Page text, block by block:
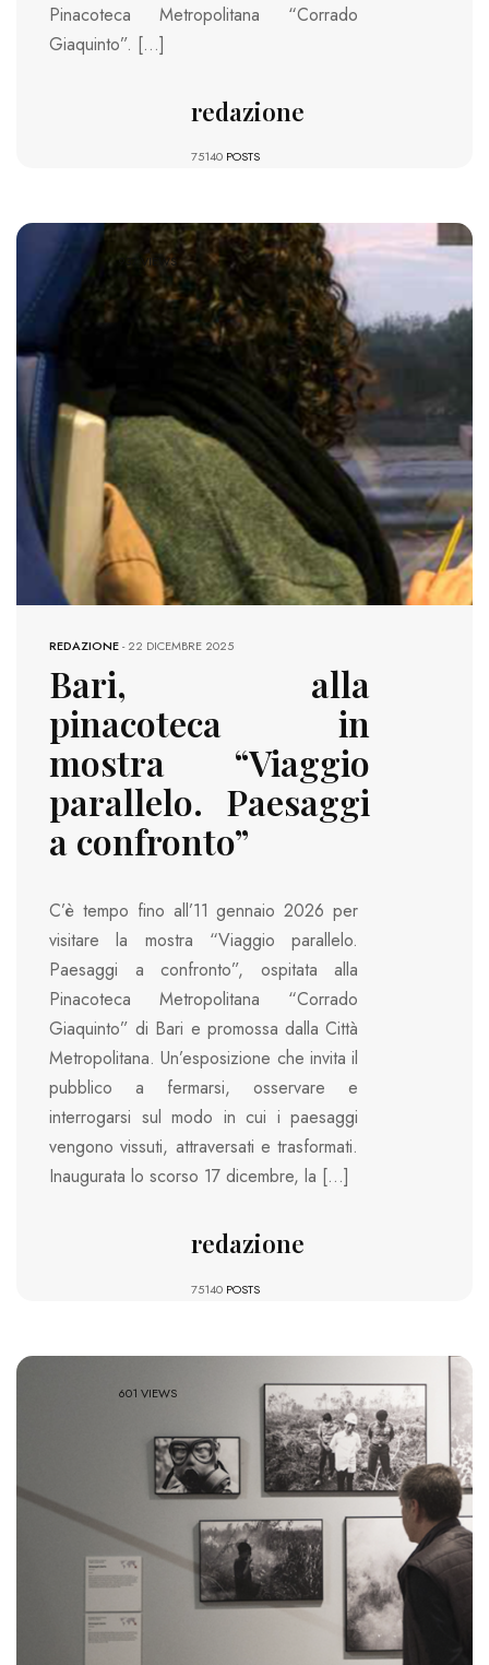
Pinacoteca Metropolitana “Corrado
Giaquinto”. […]
redazione
75140 POSTS
937 VIEWS
REDAZIONE-22 DICEMBRE 2025
Bari, alla
pinacoteca in
mostra “Viaggio
parallelo. Paesaggi
a confronto”
C’è tempo fino all’11 gennaio 2026 per
visitare la mostra “Viaggio parallelo.
Paesaggi a confronto”, ospitata alla
Pinacoteca Metropolitana “Corrado
Giaquinto” di Bari e promossa dalla Città
Metropolitana. Un’esposizione che invita il
pubblico a fermarsi, osservare e
interrogarsi sul modo in cui i paesaggi
vengono vissuti, attraversati e trasformati.
Inaugurata lo scorso 17 dicembre, la […]
redazione
75140 POSTS
601 VIEWS